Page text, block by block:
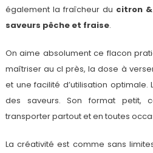
également la fraîcheur du citron
saveurs pêche et fraise.
On aime absolument ce flacon
maîtriser au cl près, la dose à
et une facilité d’utilisation
des saveurs. Son format petit,
transporter partout et en toutes
La créativité est comme sans